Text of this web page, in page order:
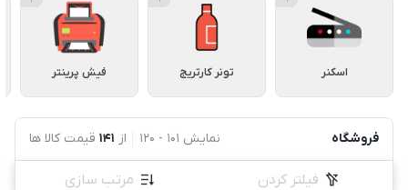
اسکنر تونر کارتریج فیش پرینتر
فروشگاه نمایش 101
-
120 از 141 قیمت کالا ها
فیلتر کردن مرتب سازی